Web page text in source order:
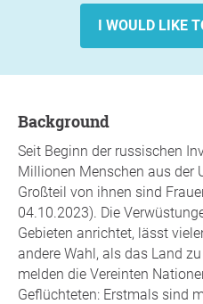
I WOULD LIKE
background
Seit Beginn der russischen
Millionen Menschen aus der
Großteil von ihnen sind
04.10.2023). Die
Gebieten anrichtet, lässt
andere Wahl, als das Land
melden die Vereinten
Geflüchteten: Erstmals sind